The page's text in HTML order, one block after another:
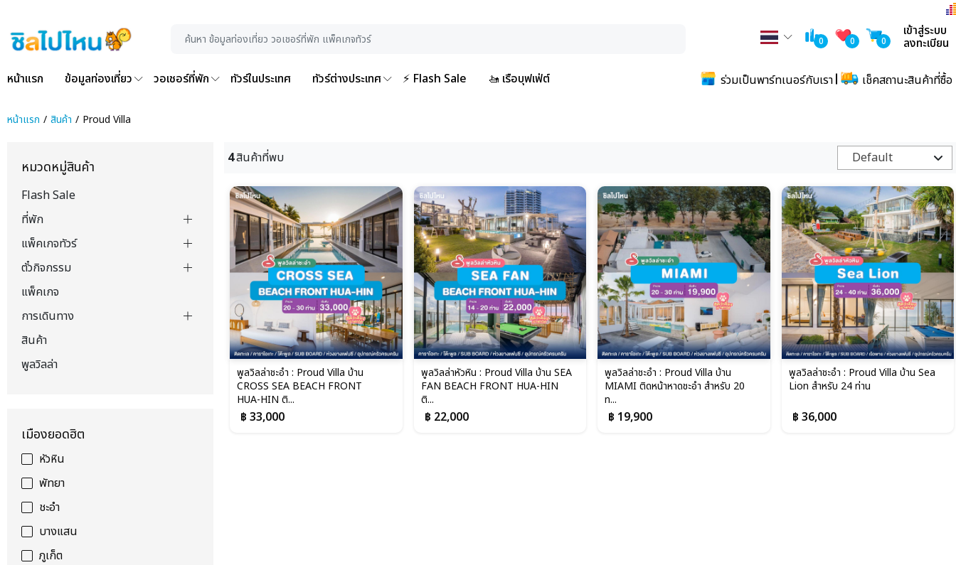
0 0 0
เข้าสู่ระบบ
ลงทะเบียน
หน้าแรก ข้อมูลท่องเที่ยว วอเชอร์ที่พัก ทัวร์ในประเทศ ทัวร์ต่างประเทศ ⚡ Flash Sale 🚤 เรือบุฟเฟ่ต์ ร่วมเป็นพาร์ทเนอร์กับเรา เช็คสถานะสินค้าที่ซื้อ
หน้าแรก สินค้า Proud Villa
หมวดหมู่สินค้า
Flash Sale
ที่พัก
แพ็คเกจทัวร์
ตั๋วกิจกรรม
แพ็คเกจ
การเดินทาง
สินค้า
พูลวิลล่า
เมืองยอดฮิต
หัวหิน
พัทยา
ชะอำ
บางแสน
ภูเก็ต
4สินค้าที่พบ Default
พูลวิลล่าชะอำ : Proud Villa บ้าน
CROSS SEA BEACH FRONT
HUA-HIN ติ...
฿ 33,000
พูลวิลล่าหัวหิน : Proud Villa บ้าน SEA
FAN BEACH FRONT HUA-HIN
ติ...
฿ 22,000
พูลวิลล่าชะอำ : Proud Villa บ้าน
MIAMI ติดหน้าหาดชะอำ สำหรับ 20
ท...
฿ 19,900
พูลวิลล่าชะอำ : Proud Villa บ้าน Sea
Lion สำหรับ 24 ท่าน
฿ 36,000